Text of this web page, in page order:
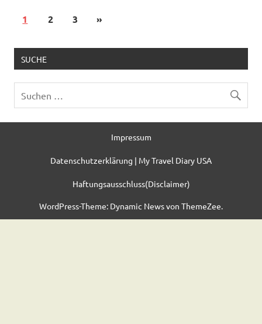
1 2 3 »
SUCHE
Impressum
Datenschutzerklärung | My Travel Diary USA
Haftungsausschluss(Disclaimer)
WordPress-Theme: Dynamic News von ThemeZee.